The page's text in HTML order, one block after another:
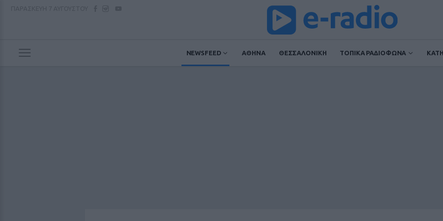
NEWSFEED ΑΘΗΝΑ ΘΕΣΣΑΛΟΝΙΚΗ ΤΟΠΙΚΑ ΡΑΔΙΟΦΩΝΑ